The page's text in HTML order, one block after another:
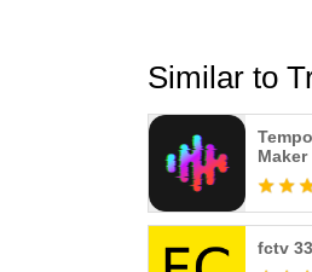
Similar to
Maker
fctv